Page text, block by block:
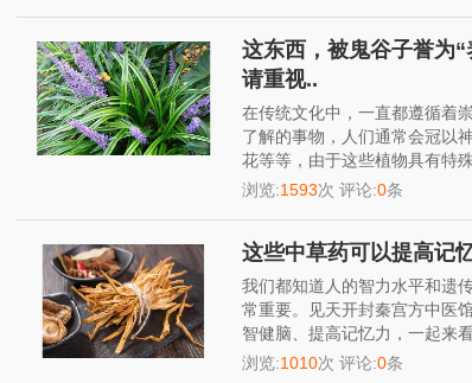
这东西，被鬼谷子誉为
请重视..
在传统文化中，一直都遵循着
了解的事物，人们通常会冠以
花等等，由于这些植物具有特
浏览:1593次 评论:0条
这些中草药可以提高记
我们都知道人的智力水平和遗
常重要。见天开封秦宫方中医
智健脑、提高记忆力，一起来
浏览:1010次 评论:0条